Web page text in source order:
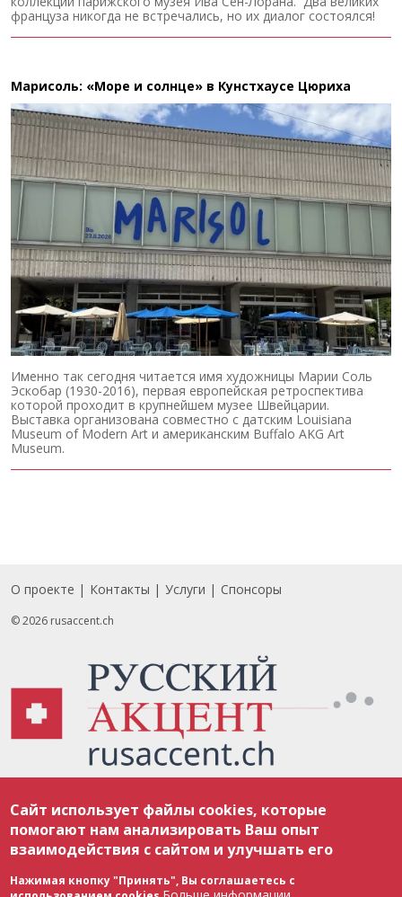
француза никогда не встречались, но их диалог состоялся!
Марисоль: «Море и солнце» в Кунстхаусе Цюриха
Именно так сегодня читается имя художницы Марии Соль
Эскобар (1930-2016), первая европейская ретроспектива
которой проходит в крупнейшем музее Швейцарии.
Выставка организована совместно с датским Louisiana
Museum of Modern Art и американским Buffalo AKG Art
Museum.
Footer
О проекте Контакты Услуги Спонсоры
© 2026 rusaccent.ch
соответствии с законодательством Швейцарии об авторском праве и
международными соглашениями. Полное или частичное использование
материалов возможно только с разрешения редакции. В случае полного
или частичного воспроизведения материалов сайта rusaccent.ch,
ОБЯЗАТЕЛЬНА АКТИВНАЯ ГИПЕРССЫЛКА на конкретный заимствованный
текст. Фотоизображения, размещенные редакцией rusaccent.ch, являются
ее исключительной собственностью. Полное или частичное
Сайт использует файлы cookies, которые
помогают нам анализировать Ваш опыт
взаимодействия с сайтом и улучшать его
Нажимая кнопку "Принять", Вы соглашаетесь с